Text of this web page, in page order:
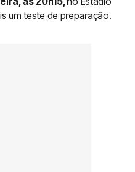
um teste de preparação.